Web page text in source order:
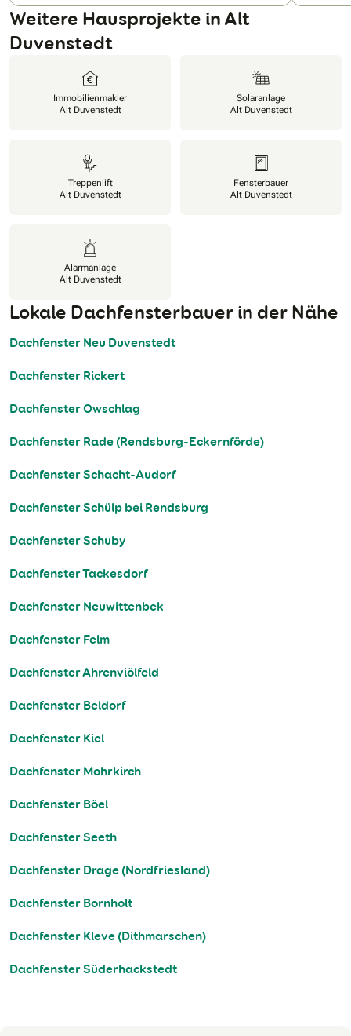
Weitere Hausprojekte in Alt
Duvenstedt
Immobilienmakler
Alt Duvenstedt
Solaranlage
Alt Duvenstedt
Treppenlift
Alt Duvenstedt
Fensterbauer
Alt Duvenstedt
Alarmanlage
Alt Duvenstedt
Lokale Dachfensterbauer in der Nähe
Dachfenster Neu Duvenstedt
Dachfenster Rickert
Dachfenster Owschlag
Dachfenster Rade (Rendsburg-Eckernförde)
Dachfenster Schacht-Audorf
Dachfenster Schülp bei Rendsburg
Dachfenster Schuby
Dachfenster Tackesdorf
Dachfenster Neuwittenbek
Dachfenster Felm
Dachfenster Ahrenviölfeld
Dachfenster Beldorf
Dachfenster Kiel
Dachfenster Mohrkirch
Dachfenster Böel
Dachfenster Seeth
Dachfenster Drage (Nordfriesland)
Dachfenster Bornholt
Dachfenster Kleve (Dithmarschen)
Dachfenster Süderhackstedt